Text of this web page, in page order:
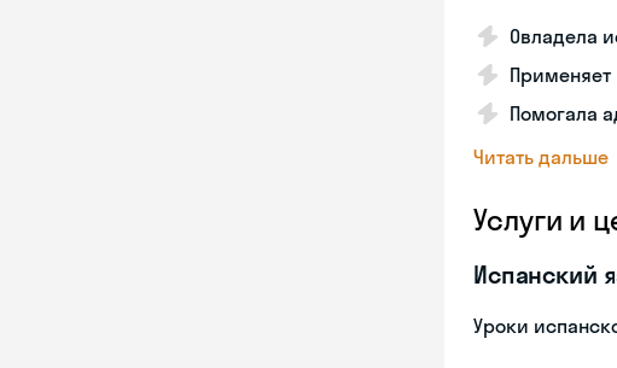
Овладела
Применяет
Помогала
Читать дальше
Услуги и
Испанский
Уроки